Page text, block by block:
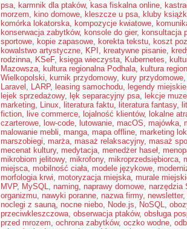
psa, karmnik dla ptaków, kasa fiskalna online,
morzem, kino domowe, kleszcze u psa, kluby
komórka lokatorska, kompozycje kwiatowe,
konserwacja zabytków, konsole do gier, konsultacja
sportowe, kopie zapasowe, korekta tekstu, koszt
kowalstwo artystyczne, KPI , kreatywne pisanie,
rodzinna, KSeF, księga wieczysta, Kubernetes,
Mazowsza, kultura regionalna Podhala, kultura
Wielkopolski, kurnik przydomowy, kury przydomowe,
Laravel , LARP, leasing samochodu, legendy miejskie
lejek sprzedażowy, lęk separacyjny psa, lekcje
marketing, Linux, literatura faktu, literatura fantasy,
fiction, live commerce, lojalność klientów, lokalne
czarterowe, low-code, lutowanie, macOS, majówka,
malowanie mebli, manga, mapa offline, marketing
marszobiegi, marża, masaż relaksacyjny, masaż
mecenat kultury, medytacja, menedżer haseł,
mikrobiom jelitowy, mikrofony, mikroprzedsiębiorca,
miejsca, mobilność ciała, modele językowe,
morfologia krwi, motoryzacja miejska, murale
MVP, MySQL, naming, naprawy domowe, narzędzia
organizmu, nawyki poranne, nazwa firmy, newsletter,
noclegi z sauną, nocne niebo, Node.js, NoSQL,
przeciwkleszczowa, obserwacja ptaków, obsługa
przed mrozem, ochrona zabytków, oczko wodne,